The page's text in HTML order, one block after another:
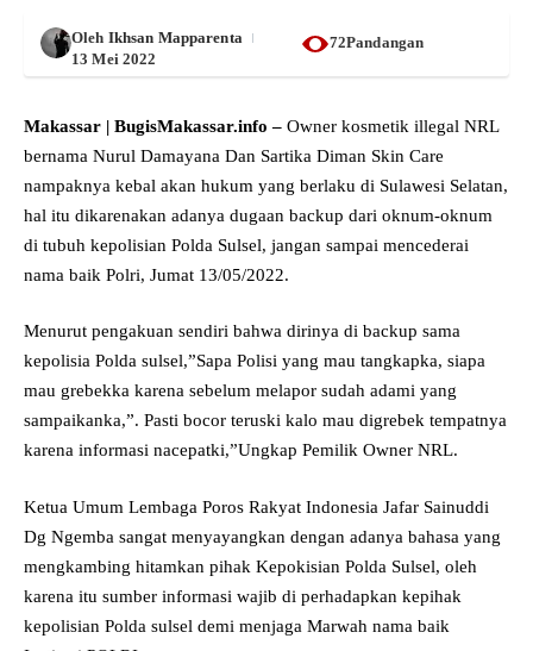
Oleh Ikhsan Mapparenta
72Pandangan
13 Mei 2022
Makassar | BugisMakassar.info – Owner kosmetik illegal NRL
bernama Nurul Damayana Dan Sartika Diman Skin Care
nampaknya kebal akan hukum yang berlaku di Sulawesi Selatan,
hal itu dikarenakan adanya dugaan backup dari oknum-oknum
di tubuh kepolisian Polda Sulsel, jangan sampai mencederai
nama baik Polri, Jumat 13/05/2022.
Menurut pengakuan sendiri bahwa dirinya di backup sama
kepolisia Polda sulsel,”Sapa Polisi yang mau tangkapka, siapa
mau grebekka karena sebelum melapor sudah adami yang
sampaikanka,”. Pasti bocor teruski kalo mau digrebek tempatnya
karena informasi nacepatki,”Ungkap Pemilik Owner NRL.
Ketua Umum Lembaga Poros Rakyat Indonesia Jafar Sainuddi
Dg Ngemba sangat menyayangkan dengan adanya bahasa yang
mengkambing hitamkan pihak Kepokisian Polda Sulsel, oleh
karena itu sumber informasi wajib di perhadapkan kepihak
kepolisian Polda sulsel demi menjaga Marwah nama baik